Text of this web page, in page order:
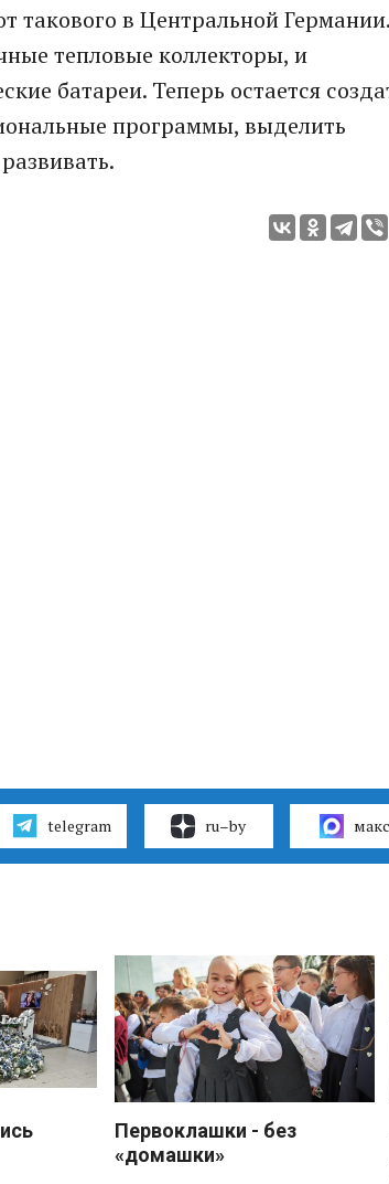
такового в Центральной Германии.
тепловые коллекторы, и
батареи. Теперь остается
программы, выделить
telegram ru–by макс
Первоклашки - без
«домашки»